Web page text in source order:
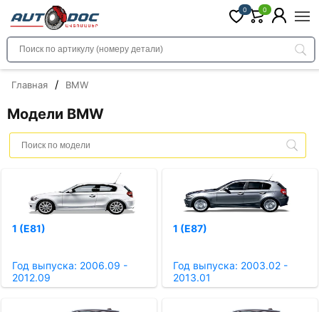
0 0
Главная / BMW
Модели BMW
1 (E81)
Год выпуска: 2006.09 -
2012.09
1 (E87)
Год выпуска: 2003.02 -
2013.01